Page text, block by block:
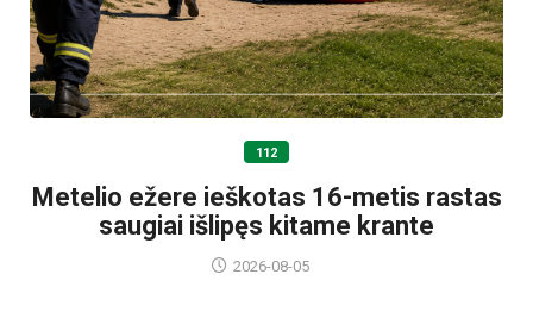
112
Metelio ežere ieškotas 16-metis rastas
saugiai išlipęs kitame krante
2026-08-05